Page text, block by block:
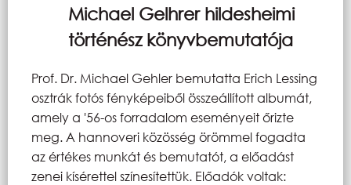
Michael Gelhrer hildesheimi
történész könyvbemutatója
Prof. Dr. Michael Gehler bemutatta Erich Lessing
osztrák fotós fényképeiből összeállított albumát,
amely a '56-os forradalom eseményeit őrizte
meg. A hannoveri közösség örömmel fogadta
az értékes munkát és bemutatót, a előadást
zenei kísérettel színesítettük. Előadók voltak: